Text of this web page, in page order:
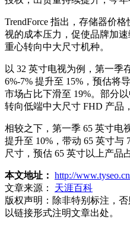
TrendForce 指出，存储器价
视的成本压力，促使品牌加
重心转向中大尺寸机种。
以 32 英寸电视为例，第一季
6%-7% 提升至 15%，预估将
市场占比下滑至 19%。部分
转向低端中大尺寸 FHD 产品
相较之下，第一季 65 英寸电
提升至 10%，带动 65 英寸与
尺寸，预估 65 英寸以上产品
本文地址： http://
文章来源：
天涯百科
版权声明： 除非特别标注，
以链接形式注明文章出处。